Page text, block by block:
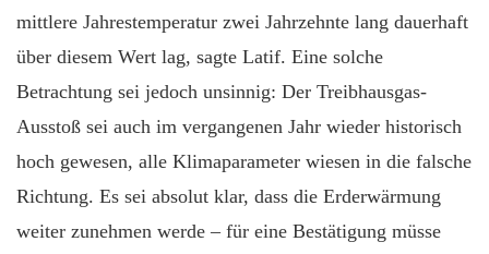
mittlere Jahrestemperatur zwei Jahrzehnte lang dauerhaft
über diesem Wert lag, sagte Latif. Eine solche
Betrachtung sei jedoch unsinnig: Der Treibhausgas-
Ausstoß sei auch im vergangenen Jahr wieder historisch
hoch gewesen, alle Klimaparameter wiesen in die falsche
Richtung. Es sei absolut klar, dass die Erderwärmung
weiter zunehmen werde – für eine Bestätigung müsse